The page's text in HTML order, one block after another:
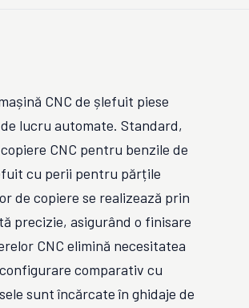
CNC de șlefuit piese
lucru automate. Standard,
CNC pentru benzile de
cu perii pentru părțile
de copiere se realizează prin
precizie, asigurând o finisare
CNC elimină necesitatea
comparativ cu
sunt încărcate în ghidaje de